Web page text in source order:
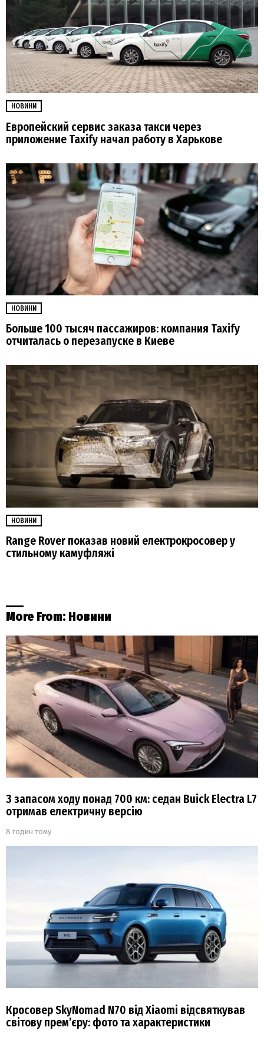
НОВИНИ
Европейский сервис заказа такси через
приложение Taxify начал работу в Харькове
НОВИНИ
Больше 100 тысяч пассажиров: компания Taxify
отчиталась о перезапуске в Киеве
НОВИНИ
Range Rover показав новий електрокросовер у
стильному камуфляжі
More From: Новини
З запасом ходу понад 700 км: седан Buick Electra L7
отримав електричну версію
8 годин тому
Кросовер SkyNomad N70 від Xiaomi відсвяткував
світову прем’єру: фото та характеристики